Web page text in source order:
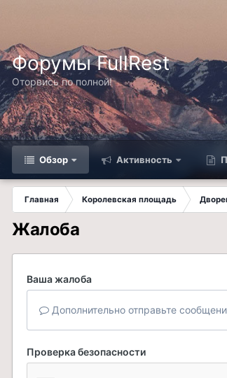
Форумы FullRest
Оторвись по полной!
Обзор Активность
Главная Королевская площадь
Жалоба
Ваша жалоба
Дополнительно отправьте
Проверка безопасности